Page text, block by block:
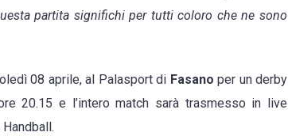
partita significhi per tutti coloro che ne sono
08 aprile, al Palasport di Fasano per un derby
20.15 e l’intero match sarà trasmesso in live